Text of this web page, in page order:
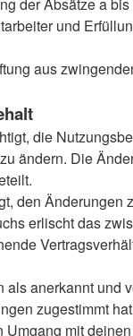
und
aus
die
ändern. Die
den Änderungen
erlischt das
als anerkannt und
zugestimmt
Umgang mit